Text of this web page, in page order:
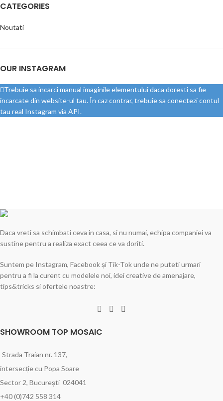
CATEGORIES
Noutati
OUR INSTAGRAM
Trebuie sa incarci manual imaginile elementului daca doresti sa fie
incarcate din website-ul tau. În caz contrar, trebuie sa conectezi contul
tau real Instagram via API.
Daca vreti sa schimbati ceva in casa, si nu numai, echipa companiei va
sustine pentru a realiza exact ceea ce va doriti.
Suntem pe Instagram, Facebook și Tik-Tok unde ne puteti urmari
pentru a fi la curent cu modelele noi, idei creative de amenajare,
tips&tricks si ofertele noastre:
SHOWROOM TOP MOSAIC
Strada Traian nr. 137,
intersecție cu Popa Soare
Sector 2, București 024041
+40 (0)742 558 314